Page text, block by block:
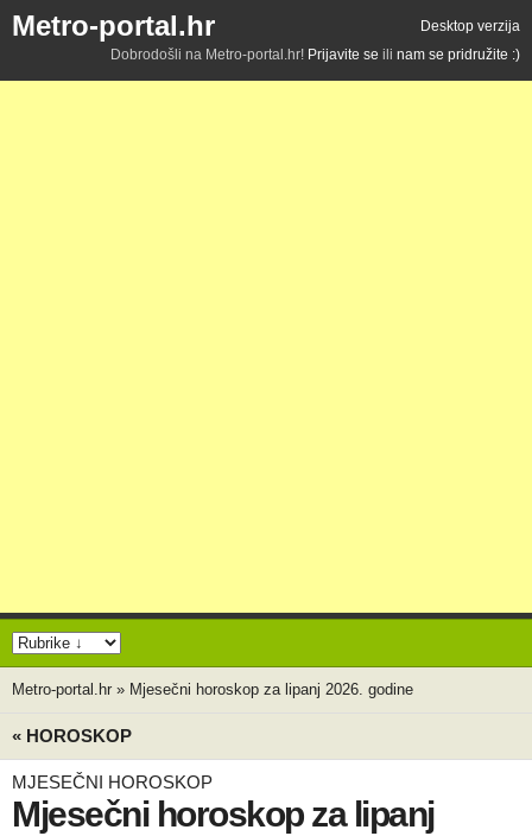
Metro-portal.hr
Desktop verzija
Dobrodošli na Metro-portal.hr! Prijavite se ili nam se pridružite :)
Metro-portal.hr » Mjesečni horoskop za lipanj 2026. godine
« HOROSKOP
MJESEČNI HOROSKOP
Mjesečni horoskop za lipanj